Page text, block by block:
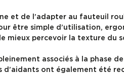
et de l’adapter au fauteuil
être simple d’utilisation,
mieux percevoir la texture
associés à la phase
d’aidants ont également été